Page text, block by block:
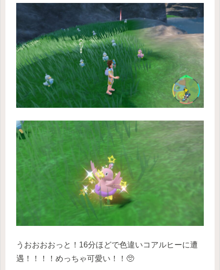
うおおおおっと！16分ほどで色違いコアルヒーに遭
遇！！！！めっちゃ可愛い！！🥺